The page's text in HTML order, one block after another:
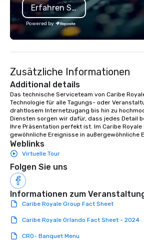
and full-service catering. Summer
House on the Lake is part of the
Chicago-based, Lettuce Entertain You
restaurant group which is proud to
Melman being named one of the most
influential people in fine dining. Our
mantra is “The answer is yes, the
question is how.” We would be thrilled
to bring this level of hospitality and
excellence to next year’s conference.
Erfahren Sie mehr
Powered by
Zusätzliche Informationen
Additional details
Das technische Serviceteam von Caribe
Technologie für alle Tagungs- oder
drahtlosem Internetzugang bis hin zu
Diensten sorgen wir dafür, dass jedes Detail
Ihre Präsentation perfekt ist. Im Caribe
gewöhnliche Ereignisse in außergewöhnliche
Weblinks
Virtuelle Tour
Folgen Sie uns
Informationen zum
Caribe Royale Group Fact Sheet
Caribe Royale Orlando Fact Sheet - 2024
CRO- Banquet Menu